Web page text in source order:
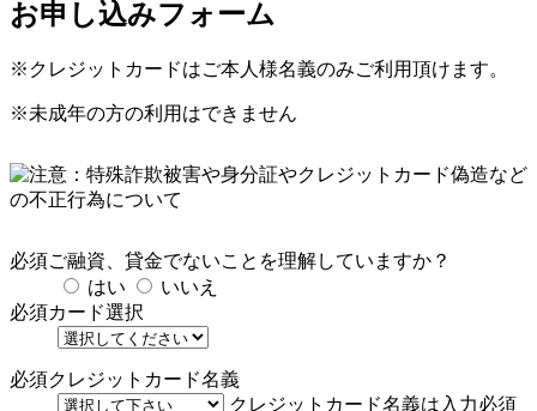
お申し込みフォーム
※クレジットカードはご本人様名義のみご利用頂けます。
※未成年の方の利用はできません
必須ご融資、貸金でないことを理解していますか？
はい
いいえ
必須カード選択
必須クレジットカード名義
クレジットカード名義は入力必須